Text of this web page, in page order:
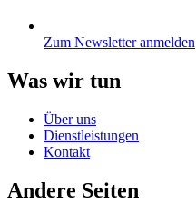
Zum Newsletter anmelden
Was wir tun
Über uns
Dienstleistungen
Kontakt
Andere Seiten